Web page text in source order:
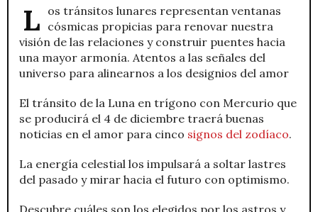
Los tránsitos lunares representan ventanas cósmicas propicias para renovar nuestra
visión de las relaciones y construir puentes hacia
una mayor armonía. Atentos a las señales del
universo para alinearnos a los designios del amor
El tránsito de la Luna en trígono con Mercurio que
se producirá el 4 de diciembre traerá buenas
noticias en el amor para cinco signos del zodíaco.
La energía celestial los impulsará a soltar lastres
del pasado y mirar hacia el futuro con optimismo.
Descubre cuáles son los elegidos por los astros y